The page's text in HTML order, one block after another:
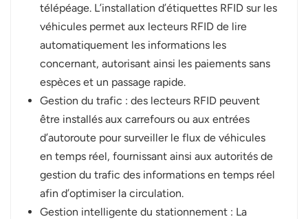
télépéage. L’installation d’étiquettes RFID sur les
véhicules permet aux lecteurs RFID de lire
automatiquement les informations les
concernant, autorisant ainsi les paiements sans
espèces et un passage rapide.
Gestion du trafic : des lecteurs RFID peuvent
être installés aux carrefours ou aux entrées
d’autoroute pour surveiller le flux de véhicules
en temps réel, fournissant ainsi aux autorités de
gestion du trafic des informations en temps réel
afin d’optimiser la circulation.
Gestion intelligente du stationnement : La